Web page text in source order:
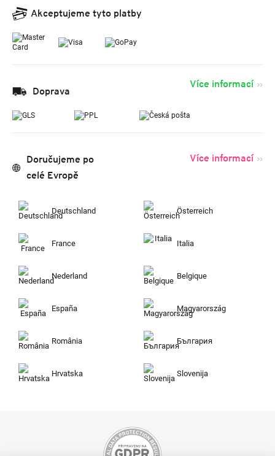
Akceptujeme tyto platby
Doprava
Více informací
Doručujeme po
celé Evropě
Více informací
Deutschland Österreich
France Italia
Nederland Belgique
España Magyarország
România България
Hrvatska Slovenija